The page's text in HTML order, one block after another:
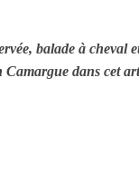
balade à
Camargue dans cet